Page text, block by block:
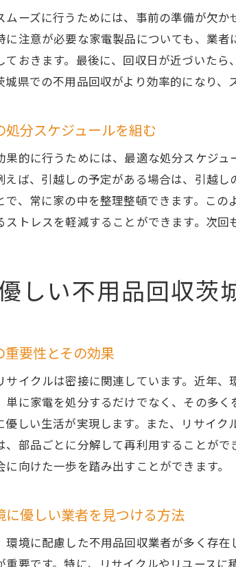
家電の処
不用
茨城
トラ
茨城
茨城県で
不用
不用
効果
家
ミニ
茨城
不用
ムーズに行うためには、事前の準備が欠
に注意が必要な家電製品についても、業
ておきます。最後に、回収日が近づいた
城県での不用品回収がより効率的になり、
処分スケジュールを組む
果的に行うためには、最適な処分スケジ
えば、引越しの予定がある場合は、引越
で、常に家の中を整理整頓できます。こ
ストレスを軽減することができます。次
しい不用品回収茨
重要性とその効果
サイクルは密接に関連しています。近年
単に家電を処分するだけでなく、その多
優しい生活が実現します。また、リサイ
、部品ごとに分解して再利用することが
向けた一歩を踏み出すことができます。
に優しい業者を見つける方法
環境に配慮した不用品回収業者が多く存
重要です。特に、リサイクルやリユース